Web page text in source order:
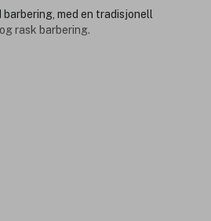
med en tradisjonell
rask barbering.
mest populære tradisjonelle
er laget for rask og presis